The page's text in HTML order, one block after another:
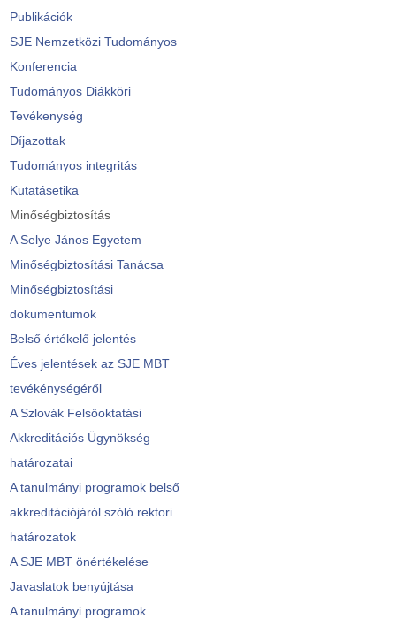
Publikációk
SJE Nemzetközi Tudományos
Konferencia
Tudományos Diákköri
Tevékenység
Díjazottak
Tudományos integritás
Kutatásetika
Minőségbiztosítás
A Selye János Egyetem
Minőségbiztosítási Tanácsa
Minőségbiztosítási
dokumentumok
Belső értékelő jelentés
Éves jelentések az SJE MBT
tevékénységéről
A Szlovák Felsőoktatási
Akkreditációs Ügynökség
határozatai
A tanulmányi programok belső
akkreditációjáról szóló rektori
határozatok
A SJE MBT önértékelése
Javaslatok benyújtása
A tanulmányi programok